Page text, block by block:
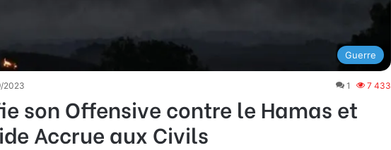
Guerre
2023 1 7 433
son Offensive contre le Hamas et
Accrue aux Civils